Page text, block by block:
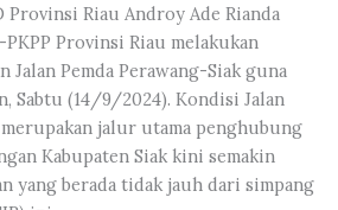
Provinsi Riau Androy Ade Rianda
PKPP Provinsi Riau melakukan
Jalan Pemda Perawang-Siak guna
Sabtu (14/9/2024). Kondisi Jalan
jalur utama penghubung
Kabupaten Siak kini semakin
yang berada tidak jauh dari simpang